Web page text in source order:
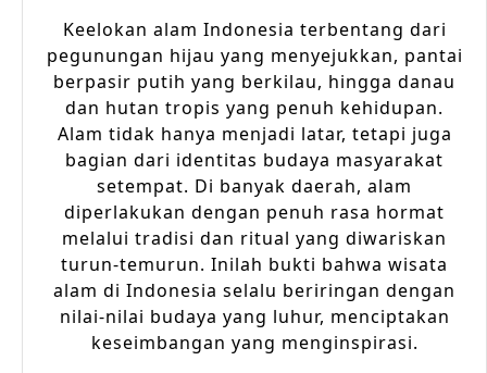
Keelokan alam Indonesia terbentang dari
pegunungan hijau yang menyejukkan, pantai
berpasir putih yang berkilau, hingga danau
dan hutan tropis yang penuh kehidupan.
Alam tidak hanya menjadi latar, tetapi juga
bagian dari identitas budaya masyarakat
setempat. Di banyak daerah, alam
diperlakukan dengan penuh rasa hormat
melalui tradisi dan ritual yang diwariskan
turun-temurun. Inilah bukti bahwa wisata
alam di Indonesia selalu beriringan dengan
nilai-nilai budaya yang luhur, menciptakan
keseimbangan yang menginspirasi.